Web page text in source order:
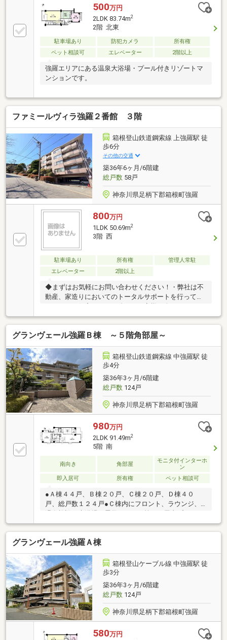
す。現在も売主様が居住中のため、ご見学いただける
際は、事前のご予約をお願いいたします。2種類の泉
質を愉しめる温泉大浴場、屋内プール・テニスコート
など、共用施設も充実しています。是非ご見学いただ
ければと存じます。
500万円
2LDK 83.74m2
2階 北東
駐車場あり 防犯カメラ
所有権
ペット相談可
エレベーター 2階以上
強羅エリアにある温泉大浴場・プール付きリゾートマ
ンションです。
ファミールヴィラ強羅２番館 ３階
箱根登山鉄道鋼索線 上強羅駅 徒
歩6分
その他の交通
築36年6ヶ月/6階建
総戸数58戸
神奈川県足柄下郡箱根町強羅
800万円
1LDK 50.69m2
3階 西
駐車場あり 所有権
管理人常駐
エレベーター
2階以上
◆まずはお気軽にお問い合わせください！・弊社は不
動産、家造りにおいてのトータルサポートを行ってお
ったご提案をさせていただきます。・スタッフ一同、
誠心誠意ご対応させていただきます！◆経験知識が豊
富なスタッフが在籍！迅速な対応を心掛けておりま
す。・お問合せを受けてから即日ご対応をさせていた
だきます。・その他物件情報も多数ございます！お気
軽にお問い合わせください。
グランヴェール強羅Ｂ棟 ～５階角部屋～
箱根登山鉄道鋼索線 中強羅駅 徒
歩4分
築36年3ヶ月/6階建
総戸数124戸
神奈川県足柄下郡箱根町強羅
980万円
2LDK 91.49m2
5階 南
南向き 角部屋
モニタ付インターホ
ン
即入居可
所有権 ペット相談可
●Ａ棟４４戸、Ｂ棟２０戸、Ｃ棟２０戸、Ｄ棟４０
戸、総戸数１２４戸●Ｃ棟内にフロント、ラウンジ、
パーティールーム、Ｄ棟前にテニスコートがございま
す●Ｃ棟とは地下通路でつながっております●大浴場・
露天(使用料無料)：常時 ２４時間（清掃時間を除
く） ●サウナ(使用料無料)：平日 １５時～２１時
（清掃時間を除く）、土・日・祝 ９時～２２時（清
掃時間を除く） トップシーズン ２４時間（清掃時
間を除く）
グランヴェール強羅Ａ棟
箱根登山ケーブル線 中強羅駅 徒
歩3分
築36年3ヶ月/6階建
総戸数124戸
神奈川県足柄下郡箱根町強羅
580万円